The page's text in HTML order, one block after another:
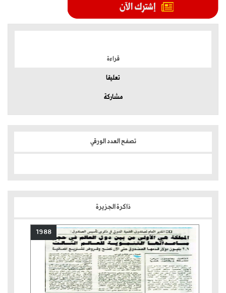
قراءة
تعليقا
مشاركة
تصفح العدد الورقي
ذاكرة الجزيرة
1988